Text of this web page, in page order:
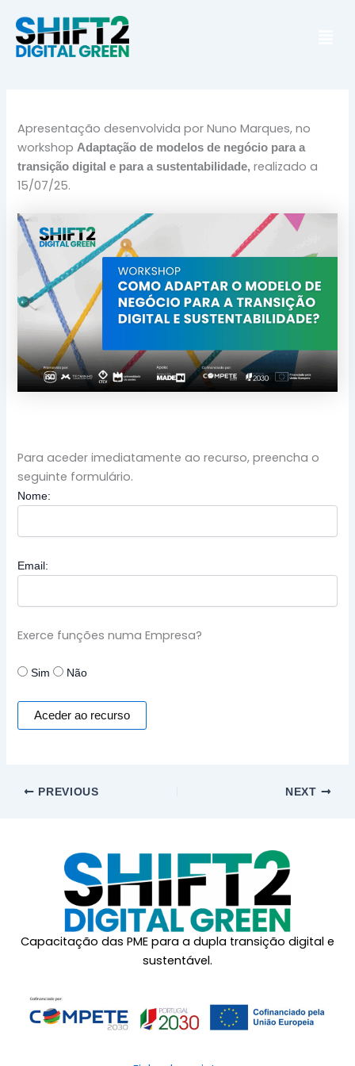
content
Apresentação desenvolvida por Nuno Marques, no
workshopAdaptação de modelos de negócio para a
transição digital e para a sustentabilidade, realizado a
15/07/25.
Para aceder imediatamente ao recurso, preencha o
seguinte formulário.
Nome:
Email:
Exerce funções numa Empresa?
Sim Não
Aceder ao recurso
PREVIOUS NEXT
Capacitação das PME para a dupla transição digital e
sustentável.